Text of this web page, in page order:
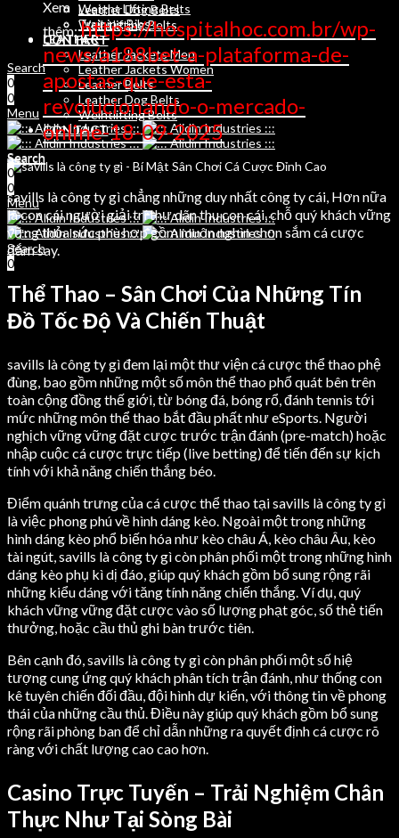
Leather Dog Belts
Weihtlifting Belts
CONTACT
Search
0
0
Menu
Search
0
Weight Lifting Belts
Training Bibs
LEATHER
Leather Jackets Men
Leather Jackets Women
Leather Belts
Leather Dog Belts
Weihtlifting Belts
CONTACT
Search
0
0
Menu
Search
0
Xem
thêm:https://hospitalhoc.com.br/wp-
news/a188bet-a-plataforma-de-
apostas-que-esta-
revolucionando-o-mercado-
online-18-09-2025
savills là công ty gì chẳng những duy nhất công ty cái, Hơn nữa
là con cái người giải trí thư dãn thu con cái, chỗ quý khách vững
vững thỏa sức phù hợp gồm muôn nghìn chọn sắm cá cược
đắm say.
Thể Thao – Sân Chơi Của Những Tín
Đồ Tốc Độ Và Chiến Thuật
savills là công ty gì đem lại một thư viện cá cược thể thao phệ
đùng, bao gồm những một số môn thể thao phổ quát bên trên
toàn cộng đồng thế giới, từ bóng đá, bóng rổ, đánh tennis tới
mức những môn thể thao bắt đầu phất như eSports. Người
nghịch vững vững đặt cược trước trận đánh (pre-match) hoặc
nhập cuộc cá cược trực tiếp (live betting) để tiến đến sự kịch
tính với khả năng chiến thắng béo.
Điểm quánh trưng của cá cược thể thao tại savills là công ty gì
là việc phong phú về hình dáng kèo. Ngoài một trong những
hình dáng kèo phổ biến hóa như kèo châu Á, kèo châu Âu, kèo
tài ngút, savills là công ty gì còn phân phối một trong những hình
dáng kèo phụ kì dị đáo, giúp quý khách gồm bổ sung rộng rãi
những kiểu dáng với tăng tính năng chiến thắng. Ví dụ, quý
khách vững vững đặt cược vào số lượng phạt góc, số thẻ tiến
thưởng, hoặc cầu thủ ghi bàn trước tiên.
Bên cạnh đó, savills là công ty gì còn phân phối một số hiệ
tượng cung ứng quý khách phân tích trận đánh, như thống con
kê tuyên chiến đối đầu, đội hình dự kiến, với thông tin về phong
thái của những cầu thủ. Điều này giúp quý khách gồm bổ sung
rộng rãi phòng ban để chỉ dẫn những ra quyết định cá cược rõ
ràng với chất lượng cao cao hơn.
Casino Trực Tuyến – Trải Nghiệm Chân
Thực Như Tại Sòng Bài